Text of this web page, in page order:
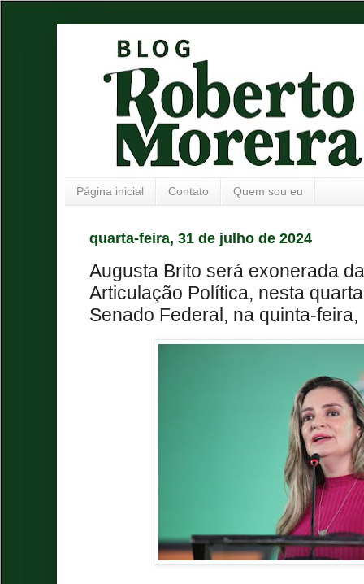
Página inicial Contato Quem sou eu
quarta-feira, 31 de julho de 2024
Augusta Brito será exonerada
Articulação Política, nesta
Senado Federal, na quinta-feira,